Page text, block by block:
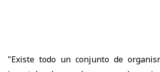
"Existe todo un conjunto de